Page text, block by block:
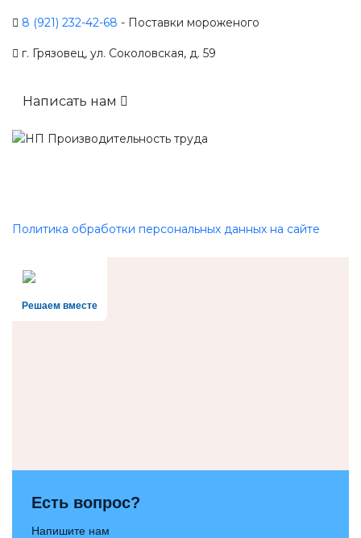
8 (921) 232-42-68 - Поставки мороженого
г. Грязовец, ул. Соколовская, д. 59
Написать нам
Политика обработки персональных данных на сайте
Решаем вместе
Есть вопрос?
Напишите нам